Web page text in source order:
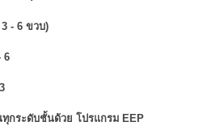
- 6 ขวบ)
6
กระดับชั้นด้วย โปรแกรม EEP